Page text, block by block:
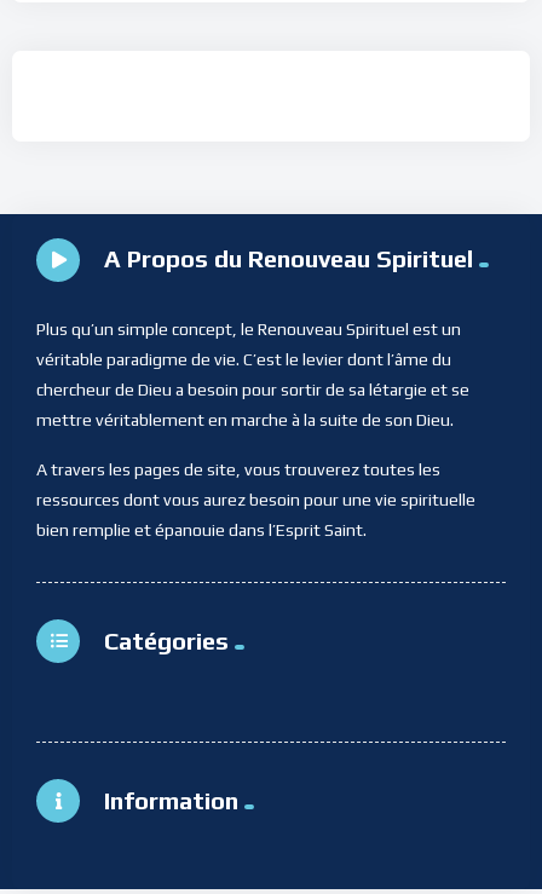
A Propos du Renouveau Spirituel
Plus qu’un simple concept, le Renouveau Spirituel est un
véritable paradigme de vie. C’est le levier dont l’âme du
chercheur de Dieu a besoin pour sortir de sa létargie et se
mettre véritablement en marche à la suite de son Dieu.
A travers les pages de site, vous trouverez toutes les
ressources dont vous aurez besoin pour une vie spirituelle
bien remplie et épanouie dans l’Esprit Saint.
Catégories
Information